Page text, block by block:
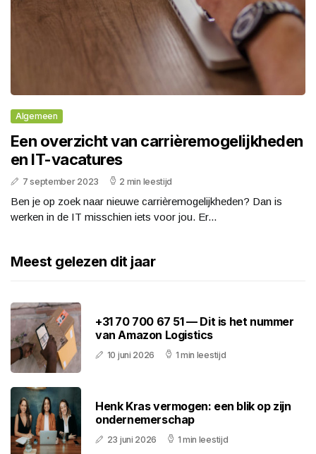
Algemeen
Een overzicht van carrièremogelijkheden
en IT-vacatures
7 september 2023 2 min leestijd
Ben je op zoek naar nieuwe carrièremogelijkheden? Dan is
werken in de IT misschien iets voor jou. Er...
Meest gelezen dit jaar
+31 70 700 67 51 — Dit is het nummer
van Amazon Logistics
10 juni 2026 1 min leestijd
Henk Kras vermogen: een blik op zijn
ondernemerschap
23 juni 2026 1 min leestijd